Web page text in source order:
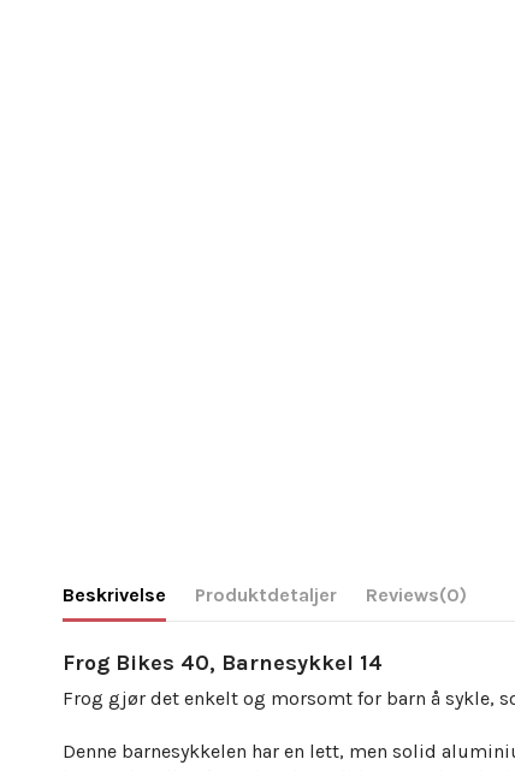
Beskrivelse Produktdetaljer Reviews(0)
Frog Bikes 40, Barnesykkel 14
Frog gjør det enkelt og morsomt for barn å sykle,
Denne barnesykkelen har en lett, men solid